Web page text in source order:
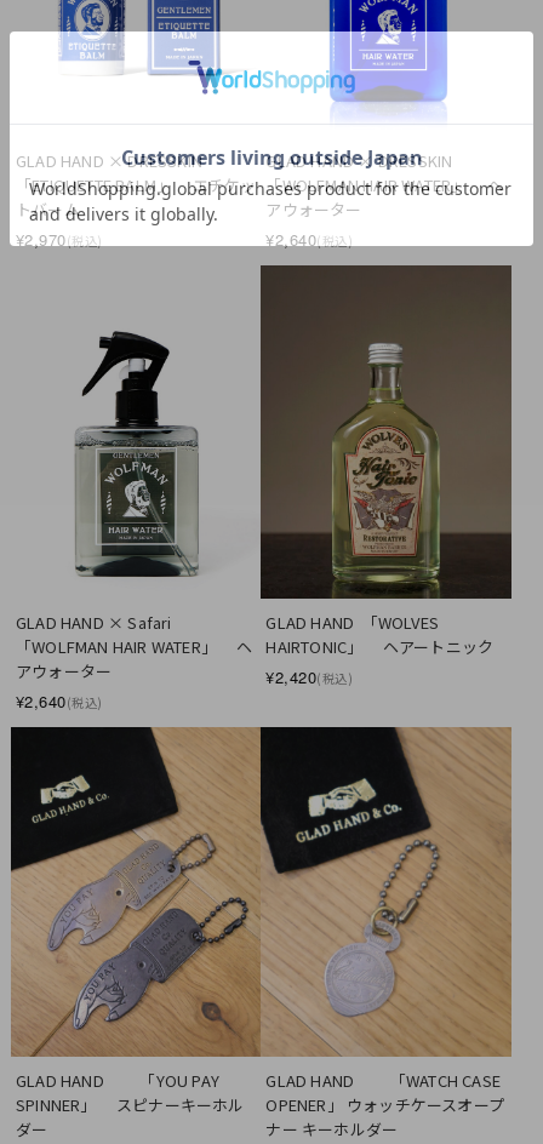
GLAD HAND × DRESSKIN
「ETIQUETTE BALM」 　エチケッ
トバーム
¥2,970(税込)
GLAD HAND × DRESSKIN
「WOLFMAN HAIR WATER」 　ヘ
アウォーター
¥2,640(税込)
GLAD HAND × Safari
「WOLFMAN HAIR WATER」 　ヘ
アウォーター
¥2,640(税込)
GLAD HAND  「WOLVES
HAIRTONIC」 　ヘアートニック
¥2,420(税込)
GLAD HAND　　 「YOU PAY
SPINNER」 　スピナーキーホル
ダー
GLAD HAND　　 「WATCH CASE
OPENER」 ウォッチケースオープ
ナー キーホルダー